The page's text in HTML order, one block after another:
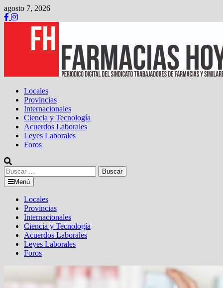
Saltar
al
contenido
agosto 7, 2026
Locales
Provincias
Internacionales
Ciencia y Tecnología
Acuerdos Laborales
Leyes Laborales
Foros
Buscar:
Menú
Locales
Provincias
Internacionales
Ciencia y Tecnología
Acuerdos Laborales
Leyes Laborales
Foros